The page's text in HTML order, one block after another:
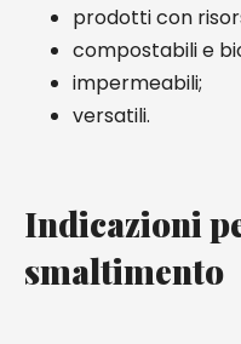
prodotti con
compostabili e
impermeabili;
versatili.
Indicazioni
smaltimento